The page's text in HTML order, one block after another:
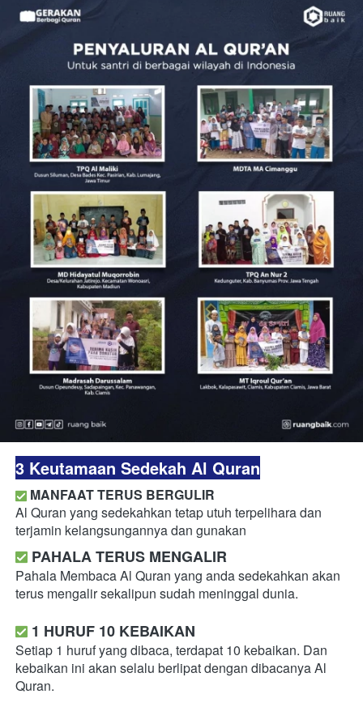
3 Keutamaan Sedekah Al Quran
MANFAAT TERUS BERGULIR
Al Quran yang sedekahkan tetap utuh terpelihara dan
terjamin kelangsungannya dan gunakan
PAHALA TERUS MENGALIR
Pahala Membaca Al Quran yang anda sedekahkan akan
terus mengalir sekalipun sudah meninggal dunia.
1 HURUF 10 KEBAIKAN
Setiap 1 huruf yang dibaca, terdapat 10 kebaikan. Dan
kebaikan ini akan selalu berlipat dengan dibacanya Al
Quran.